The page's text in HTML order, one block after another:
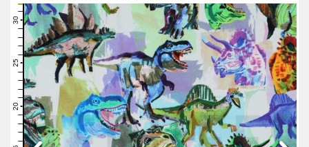
16
17
18
19
20
21
23
25
26
27
30
31